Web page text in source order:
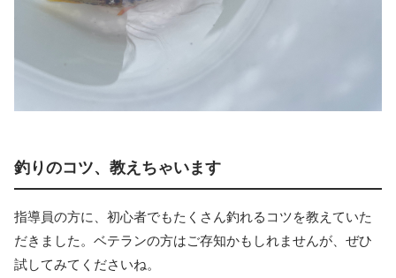
釣りのコツ、教えちゃいます
指導員の方に、初心者でもたくさん釣れるコツを教えていた
だきました。ベテランの方はご存知かもしれませんが、ぜひ
試してみてくださいね。